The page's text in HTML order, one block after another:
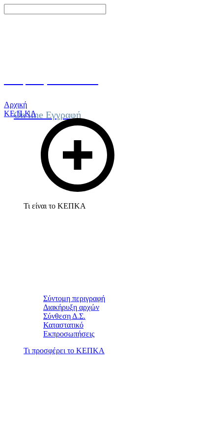
On line Εγγραφή
Αρχική
ΚΕ.Π.ΚΑ
Τι είναι το ΚΕΠΚΑ
Σύντομη περιγραφή
Διακήρυξη αρχών
Σύνθεση Δ.Σ.
Καταστατικό
Εκπροσωπήσεις
Τι προσφέρει το ΚΕΠΚΑ